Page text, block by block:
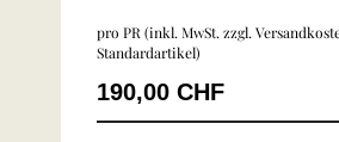
pro PR (inkl. MwSt. zzgl.
Standardartikel)
190,00 CHF